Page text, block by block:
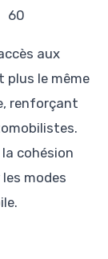
60
aux
plus le même
renforçant
cohésion
modes